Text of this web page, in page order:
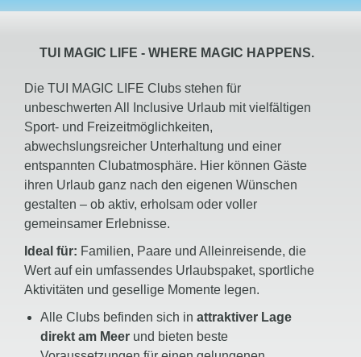
TUI MAGIC LIFE - WHERE MAGIC HAPPENS.
Die TUI MAGIC LIFE Clubs stehen für
unbeschwerten All Inclusive Urlaub mit vielfältigen
Sport- und Freizeitmöglichkeiten,
abwechslungsreicher Unterhaltung und einer
entspannten Clubatmosphäre. Hier können Gäste
ihren Urlaub ganz nach den eigenen Wünschen
gestalten – ob aktiv, erholsam oder voller
gemeinsamer Erlebnisse.
Ideal für: Familien, Paare und Alleinreisende, die
Wert auf ein umfassendes Urlaubspaket, sportliche
Aktivitäten und gesellige Momente legen.
Alle Clubs befinden sich in attraktiver Lage
direkt am Meer und bieten beste